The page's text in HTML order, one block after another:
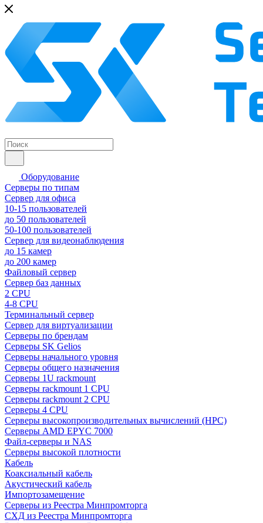
Оборудование
Серверы по типам
Сервер для офиса
10-15 пользователей
до 50 пользователей
50-100 пользователей
Сервер для видеонаблюдения
до 15 камер
до 200 камер
Файловый сервер
Сервер баз данных
2 CPU
4-8 CPU
Терминальный сервер
Сервер для виртуализации
Серверы по брендам
Серверы SK Gelios
Серверы начального уровня
Серверы общего назначения
Серверы 1U rackmount
Серверы rackmount 1 CPU
Серверы rackmount 2 CPU
Серверы 4 CPU
Серверы высокопроизводительных вычислений (HPC)
Серверы AMD EPYC 7000
Файл-серверы и NAS
Серверы высокой плотности
Кабель
Коаксиальный кабель
Акустический кабель
Импортозамещение
Серверы из Реестра Минпромторга
СХД из Реестра Минпромторга